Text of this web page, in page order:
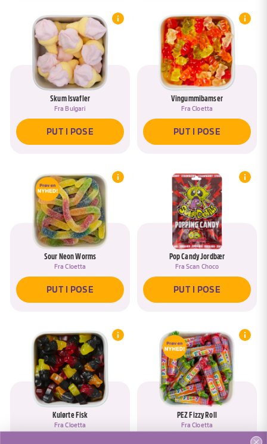
Skum Isvafler
Fra Bulgari
PUT I POSE
Vingummibamser
FraCloetta
PUT I POSE
Sour Neon Worms
FraCloetta
PUT I POSE
Pop Candy Jordbær
FraScan Choco
PUT I POSE
Kulørte Fisk
FraCloetta
PEZ Fizzy Roll
FraCloetta